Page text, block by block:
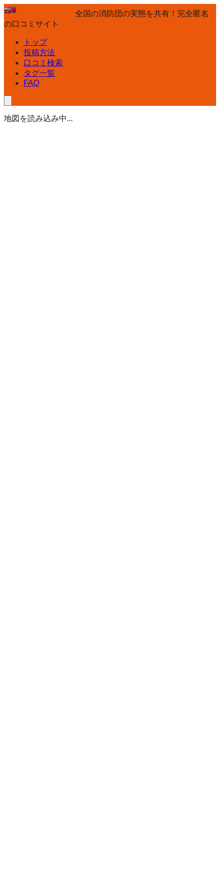
全国の消防団の実態を共有！完全匿名
の口コミサイト
トップ
投稿方法
口コミ検索
タグ一覧
FAQ
地図を読み込み中...